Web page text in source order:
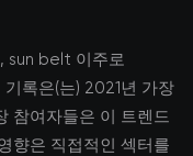
sun belt 이주로
록은(는) 2021년 가장
참여자들은 이 트렌드
향은 직접적인 섹터를